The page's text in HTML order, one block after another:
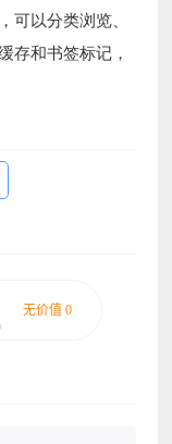
可以分类浏览、
存和书签标记，